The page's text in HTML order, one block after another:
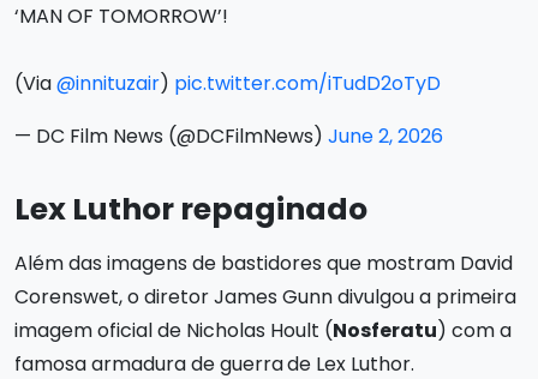
‘MAN OF TOMORROW’!
(Via@innituzair) pic.twitter.com/iTudD2oTyD
— DC Film News (@DCFilmNews) June 2, 2026
Lex Luthor repaginado
Além das imagens de bastidores que mostram David
Corenswet, o diretor James Gunn divulgou a primeira
imagem oficial de Nicholas Hoult (Nosferatu) com a
famosa armadura de guerrade Lex Luthor.